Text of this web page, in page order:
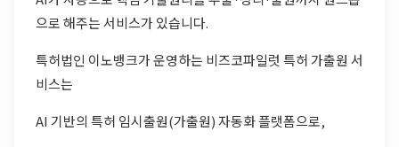
으로 해주는 서비스가 있습니다.
특허법인 이노뱅크가 운영하는 비즈코파일럿 특허 가출원 서
비스는
AI 기반의 특허 임시출원(가출원) 자동화 플랫폼으로,